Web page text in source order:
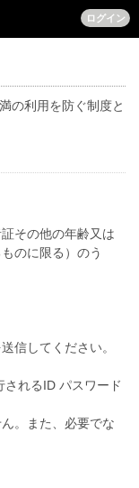
ログイン
の利用を防ぐ制度と
その他の年齢又は
のに限る）のう
信してください。
れるID パスワード
。また、必要でな